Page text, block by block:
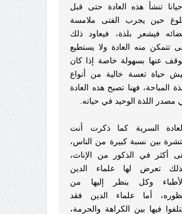
تنشأ هذه العادة حتى قبل
حين يجرب الفتى ملامسة
فيشعر بلذة، فيعاود ذلك
تتمكن منه العادة ولا يستطيع
عنها بسهولة خاصة إذا كان
حياة تعسة خالية من أنواع
المباحة، فهنا تصبح هذه العادة
مصدر اللذة الوحيد في حياته.
السرية كما ذكرت أنت
بين نسبة كبيرة من الناس،
أكثر في الذكور من الإناث،
تعرض لها علماء الدين
وكل ينظر إليها من
أما علماء الدين فقد
فيها بين الكراهة والحرمة،